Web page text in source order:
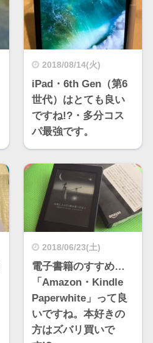
2018/08/14(火)
iPad・6th Gen（第6
世代）はとても良い
ですね!?・多分コス
パ最強です。
2018/06/23(土)
電子書籍のすすめ…
「Amazon・Kindle
Paperwhite」って良
いですね。本好きの
方はズバリ買いで